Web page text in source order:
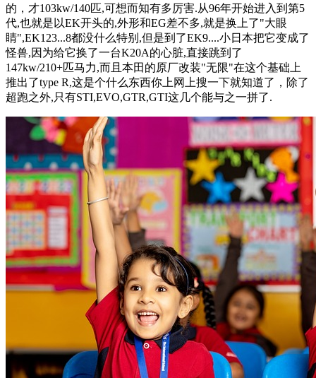
的，才103kw/140匹,可想而知有多厉害.从96年开始进入到第5
代,也就是以EK开头的,外形和EG差不多,就是换上了"大眼
睛",EK123...8都没什么特别,但是到了EK9....小日本把它变成了
怪兽,因为给它换了一台K20A的心脏,直接跳到了
147kw/210+匹马力,而且本田的原厂改装"无限"在这个基础上
推出了type R,这是个什么东西你上网上搜一下就知道了，除了
超跑之外,只有STI,EVO,GTR,GTI这几个能与之一拼了.